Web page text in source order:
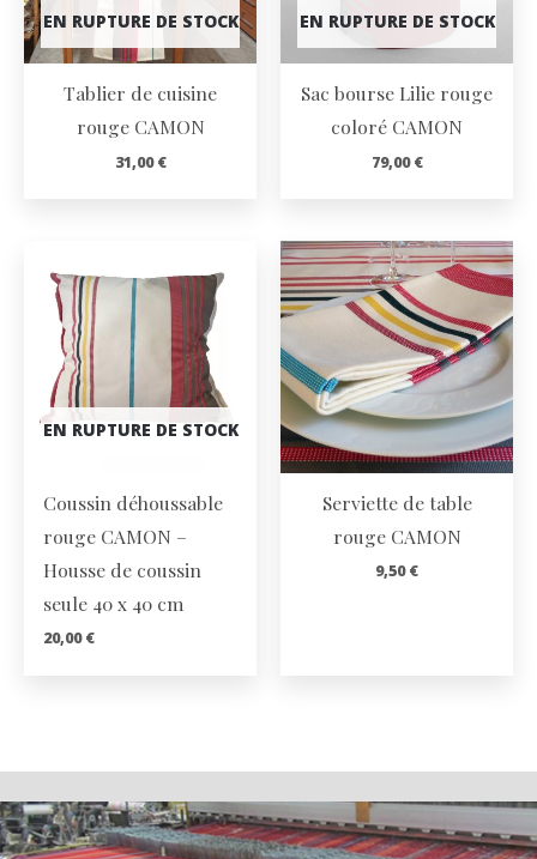
EN RUPTURE DE STOCK
Tablier de cuisine
rouge CAMON
31,00€
EN RUPTURE DE STOCK
Sac bourse Lilie rouge
coloré CAMON
79,00€
EN RUPTURE DE STOCK
Coussin déhoussable
rouge CAMON –
Housse de coussin
seule 40 x 40 cm
20,00€
Serviette de table
rouge CAMON
9,50€